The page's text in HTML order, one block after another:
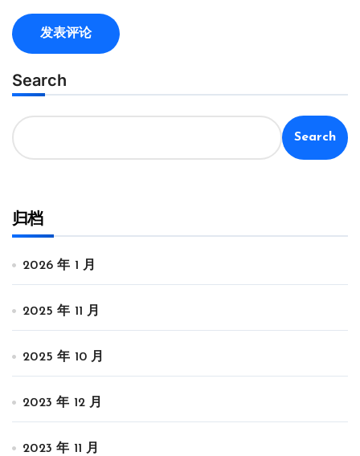
Search
Search
归档
2026 年 1 月
2025 年 11 月
2025 年 10 月
2023 年 12 月
2023 年 11 月